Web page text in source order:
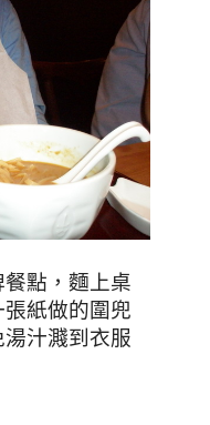
點，麵上桌
紙做的圍兜
汁濺到衣服